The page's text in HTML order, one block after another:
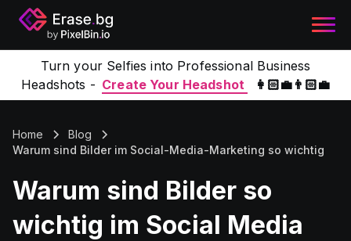
Turn your Selfies into Professional Business
Headshots - Create Your Headshot 👩🏻‍💼👨🏻‍💼
Home
Blog
Warum sind Bilder im Social-Media-Marketing so wichtig
Warum sind Bilder so
wichtig im Social Media